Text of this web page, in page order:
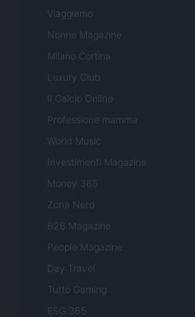
Viaggiamo
Nonne Magazine
Milano Cortina
Luxury Club
Il Calcio Online
Professione mamma
World Music
Investimenti Magazine
Money 365
Zona Nerd
B2B Magazine
People Magazine
Day Travel
Tutto Gaming
ESG 365